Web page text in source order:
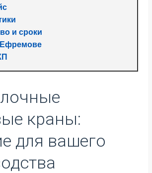
и сроки
краны:
для вашего